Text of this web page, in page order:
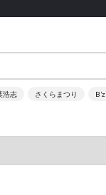
浩志 さくらまつり B’z